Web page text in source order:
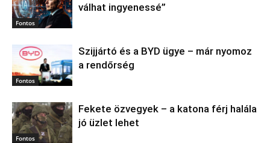
Fontos
válhat ingyenessé”
Fontos
Szijjártó és a BYD ügye – már nyomoz
a rendőrség
Fontos
Fekete özvegyek – a katona férj halála
jó üzlet lehet